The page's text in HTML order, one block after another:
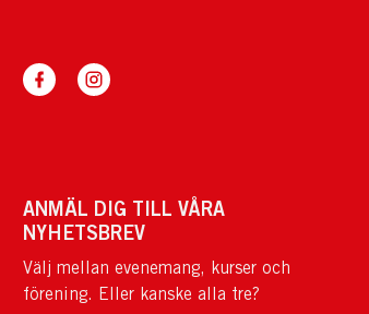
ANMÄL DIG TILL VÅRA
NYHETSBREV
Välj mellan evenemang, kurser och
förening. Eller kanske alla tre?